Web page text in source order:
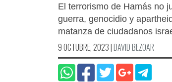
El terrorismo de Hamás no
guerra, genocidio y
matanza de ciudadanos
9 OCTUBRE, 2023|DAVID BEZOAR